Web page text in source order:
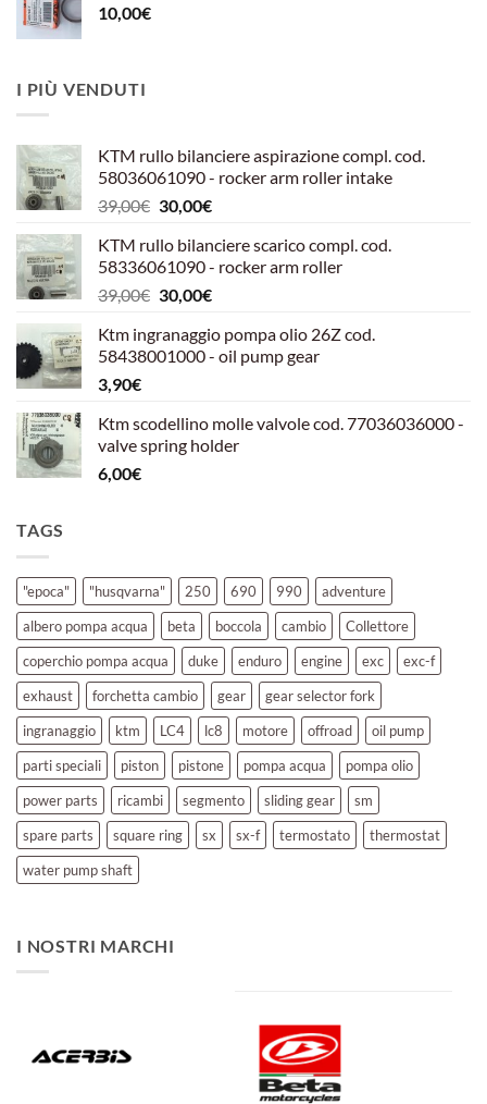
10,00€
I PIÙ VENDUTI
KTM rullo bilanciere aspirazione compl. cod.
58036061090 - rocker arm roller intake
39,00€ Il
originale
era:
39,00€.
30,00€Il
attuale
è:
30,00€.
KTM rullo bilanciere scarico compl. cod.
58336061090 - rocker arm roller
39,00€ Il
originale
era:
30,00€Il
attuale
è:
Ktm ingranaggio pompa olio 26Z cod.
58438001000 - oil pump gear
3,90€
Ktm scodellino molle valvole cod. 77036036000 -
valve spring holder
6,00€
TAGS
"epoca" "husqvarna" 250 690 990
adventure
albero pompa acqua
beta boccola cambio
Collettore
coperchio pompa acqua
duke enduro engine exc
exc-f
exhaust
forchetta cambio gear
gear selector fork
ingranaggio
ktm LC4 lc8 motore offroad
oil pump
parti speciali
piston pistone pompa acqua
pompa olio
power parts
ricambi segmento sliding gear
sm
spare parts
square ring sx sx-f termostato
thermostat
water pump shaft
I NOSTRI MARCHI